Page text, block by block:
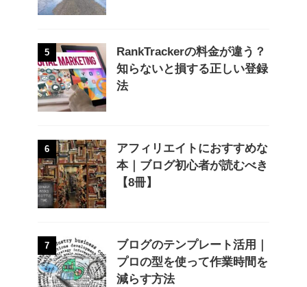
5
RankTrackerの料金が違う？
知らないと損する正しい登録
法
6
アフィリエイトにおすすめな
本｜ブログ初心者が読むべき
【8冊】
7
ブログのテンプレート活用｜
プロの型を使って作業時間を
減らす方法